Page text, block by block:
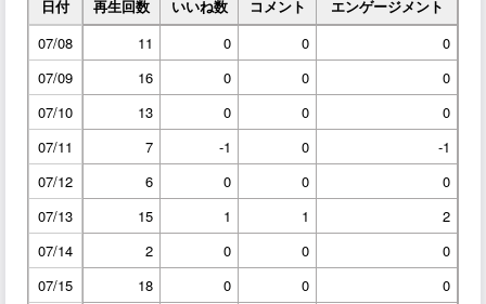
日付
再生回数 いいね数 コメント
エンゲージメント
07/08
11 0 0
0
07/09
16 0 0
0
07/10
13 0 0
0
07/11
7 -1 0
-1
07/12
6 0 0
0
07/13
15 1 1
2
07/14
2 0 0
0
07/15
18 0 0
0